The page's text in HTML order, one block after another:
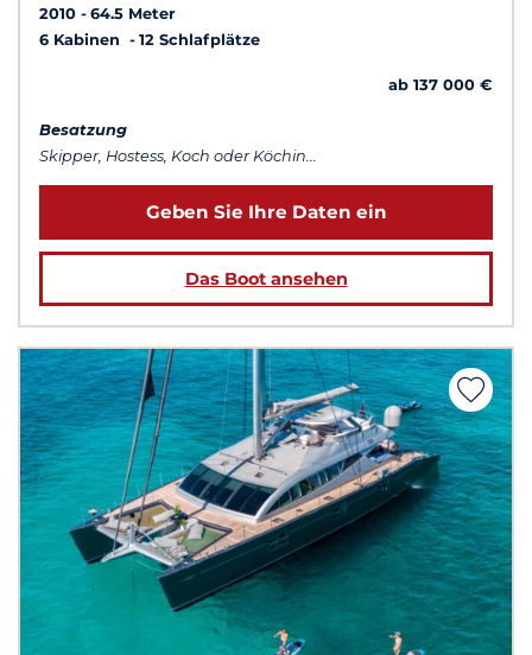
2010
64.5 Meter
6 Kabinen
12 Schlafplätze
ab 137 000 €
Besatzung
Skipper, Hostess, Koch oder Köchin...
Geben Sie Ihre Daten ein
Das Boot ansehen